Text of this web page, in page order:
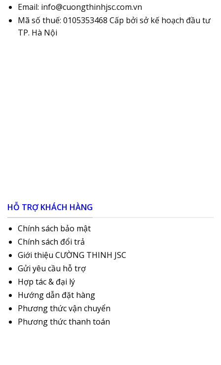
Email: info@cuongthinhjsc.com.vn
Mã số thuế: 0105353468 Cấp bởi sở kế hoạch đầu tư
TP. Hà Nội
HỖ TRỢ KHÁCH HÀNG
Chính sách bảo mật
Chính sách đổi trả
Giới thiệu CƯỜNG THINH JSC
Gửi yêu cầu hỗ trợ
Hợp tác & đại lý
Hướng dẫn đặt hàng
Phương thức vận chuyển
Phương thức thanh toán